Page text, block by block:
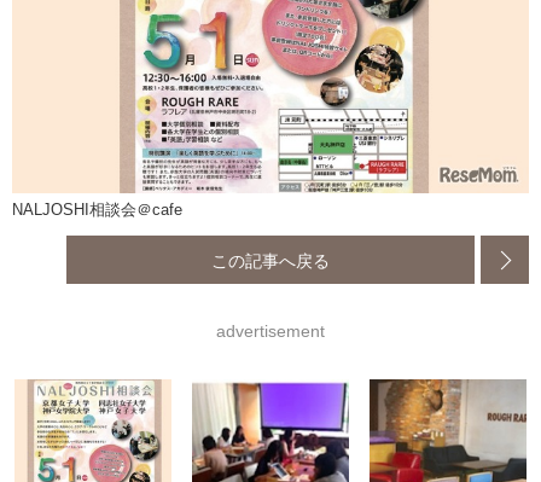
NALJOSHI相談会＠cafe
この記事へ戻る
advertisement